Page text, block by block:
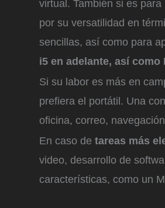
virtual. También si es
por su versatilidad en
sencillas, así como para
i5 en adelante, así como
Si su labor es más en
prefiera el portátil. Una
oficina, correo,
En caso de tareas más
video, desarrollo de
características, como un